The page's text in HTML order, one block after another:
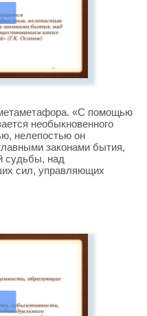
«С помощью
необыкновенного
нелепостью он
законами бытия,
судьбы, над
сил, управляющих